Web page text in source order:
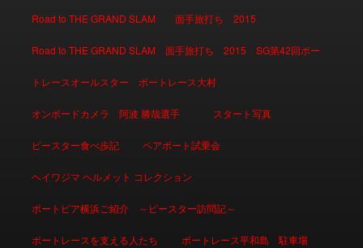
Road to THE GRAND SLAM 面手旅打ち 2015
Road to THE GRAND SLAM 面手旅打ち 2015 SG第42回ボー
トレースオールスター ボートレース大村
オンボードカメラ 阿波 勝哉選手 スタート写真
ピースター食べ歩記 ペアボート試乗会
ヘイワジマ ヘルメット コレクション
ボートピア横浜ご紹介 ～ピースター訪問記～
ボートレースを支える人たち ボートレース平和島 駐車場